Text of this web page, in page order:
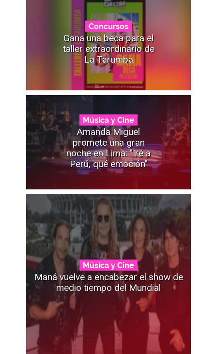
Concursos
Gana una beca para el
taller extraordinario de
La Tarumba
Música y Cine
Amanda Miguel
promete una gran
noche en Lima: "Iré a
Perú, qué emoción"
Música y Cine
Maná vuelve a encabezar el show de
medio tiempo del Mundial